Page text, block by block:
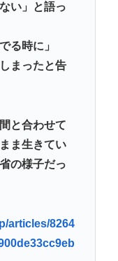
い」と語っ
る時に」
まったと告
と合わせて
ま生きてい
の様子だっ
articles/8264